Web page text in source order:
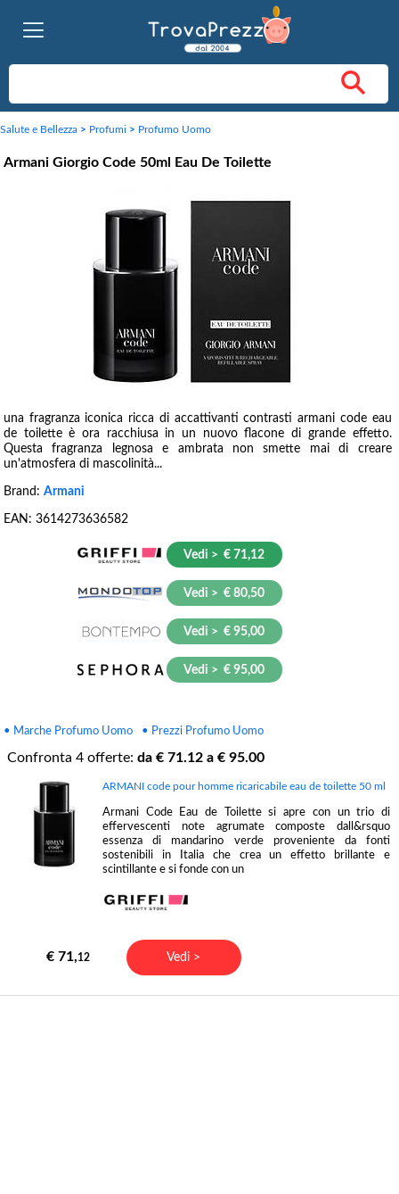
Salute e Bellezza > Profumi > Profumo Uomo
Armani Giorgio Code 50ml Eau De Toilette
una fragranza iconica ricca di accattivanti contrasti armani code eau
de toilette è ora racchiusa in un nuovo flacone di grande effetto.
Questa fragranza legnosa e ambrata non smette mai di creare
un'atmosfera di mascolinità...
Brand: Armani
EAN: 3614273636582
Vedi > € 71,12
Vedi > € 80,50
Vedi > € 95,00
Vedi > € 95,00
• Marche Profumo Uomo • Prezzi Profumo Uomo
Confronta 4 offerte: da € 71.12 a € 95.00
ARMANI code pour homme ricaricabile eau de toilette 50 ml
Armani Code Eau de Toilette si apre con un trio di
effervescenti note agrumate composte dall&rsquo
essenza di mandarino verde proveniente da fonti
sostenibili in Italia che crea un effetto brillante e
scintillante e si fonde con un
€ 71,12 Vedi >